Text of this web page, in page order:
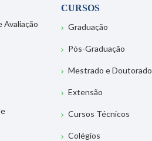
Avaliação
CURSOS
Graduação
Pós-Graduação
Mestrado e Doutorado
Extensão
Cursos Técnicos
Colégios